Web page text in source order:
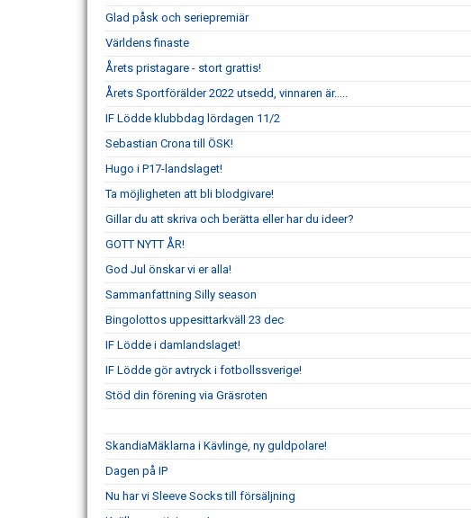
Glad påsk och seriepremiär
Världens finaste
Årets pristagare - stort grattis!
Årets Sportförälder 2022 utsedd, vinnaren är.....
IF Lödde klubbdag lördagen 11/2
Sebastian Crona till ÖSK!
Hugo i P17-landslaget!
Ta möjligheten att bli blodgivare!
Gillar du att skriva och berätta eller har du ideer?
GOTT NYTT ÅR!
God Jul önskar vi er alla!
Sammanfattning Silly season
Bingolottos uppesittarkväll 23 dec
IF Lödde i damlandslaget!
IF Lödde gör avtryck i fotbollssverige!
Stöd din förening via Gräsroten
SkandiaMäklarna i Kävlinge, ny guldpolare!
Dagen på IP
Nu har vi Sleeve Socks till försäljning